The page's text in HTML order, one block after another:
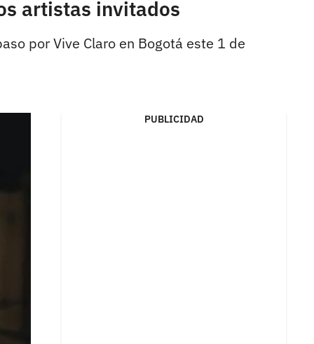
artistas invitados
por Vive Claro en Bogotá este 1 de
PUBLICIDAD